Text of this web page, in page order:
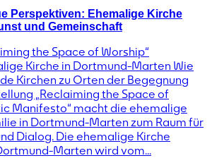
Perspektiven: Ehemalige Kirche
und Gemeinschaft
the Space of Worship“
Kirche in Dortmund-Marten Wie
Kirchen zu Orten der Begegnung
„Reclaiming the Space of
Manifesto“ macht die ehemalige
in Dortmund-Marten zum Raum für
Dialog. Die ehemalige Kirche
Marten wird vom...